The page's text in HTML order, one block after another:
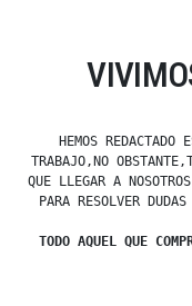
HEMOS REDACTADO
TRABAJO,NO
QUE LLEGAR A
PARA RESOLVER
TODO AQUEL QUE